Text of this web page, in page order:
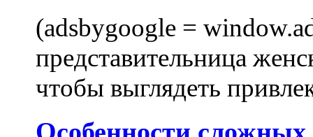
(adsbygoogle =
представительница
чтобы выглядеть